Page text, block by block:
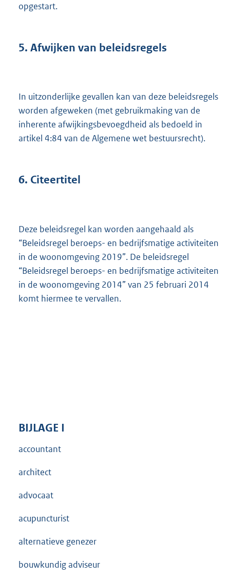
opgestart.
5. Afwijken van beleidsregels
In uitzonderlijke gevallen kan van deze beleidsregels
worden afgeweken (met gebruikmaking van de
inherente afwijkingsbevoegdheid als bedoeld in
artikel 4:84 van de Algemene wet bestuursrecht).
6. Citeertitel
Deze beleidsregel kan worden aangehaald als
“Beleidsregel beroeps- en bedrijfsmatige activiteiten
in de woonomgeving 2019”. De beleidsregel
“Beleidsregel beroeps- en bedrijfsmatige activiteiten
in de woonomgeving 2014” van 25 februari 2014
komt hiermee te vervallen.
BIJLAGE I
accountant
architect
advocaat
acupuncturist
alternatieve genezer
bouwkundig adviseur